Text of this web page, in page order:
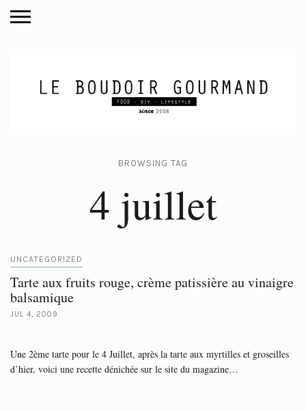
BROWSING TAG
4 juillet
UNCATEGORIZED
Tarte aux fruits rouge, crème patissière au vinaigre
balsamique
JUL 4, 2009
Une 2ème tarte pour le 4 Juillet, après la tarte aux myrtilles et groseilles
d’hier, voici une recette dénichée sur le site du magazine…